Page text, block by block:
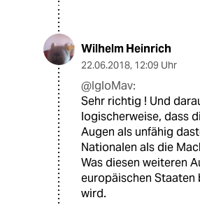
Wilhelm Heinrich
22.06.2018, 12:09 Uhr
@IgloMav:
Sehr richtig ! Und
logischerweise, dass
Augen als unfähig
Nationalen als die
Was diesen weiteren
europäischen Staaten
wird.